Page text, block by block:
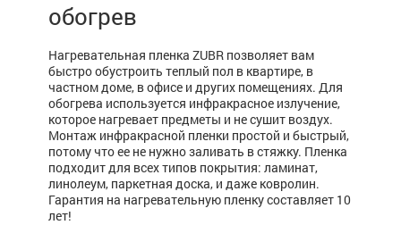
обогрев
Нагревательная пленка ZUBR позволяет вам
быстро обустроить теплый пол в квартире, в
частном доме, в офисе и других помещениях. Для
обогрева используется инфракрасное излучение,
которое нагревает предметы и не сушит воздух.
Монтаж инфракрасной пленки простой и быстрый,
потому что ее не нужно заливать в стяжку. Пленка
подходит для всех типов покрытия: ламинат,
линолеум, паркетная доска, и даже ковролин.
Гарантия на нагревательную пленку составляет 10
лет!